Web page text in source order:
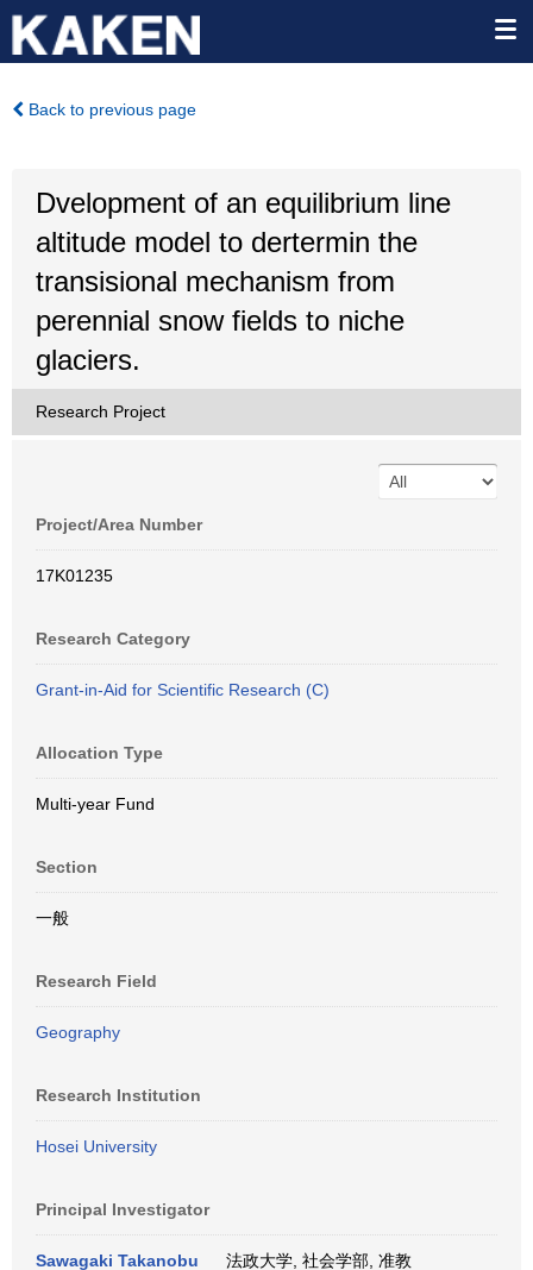
Back to previous page
Dvelopment of an equilibrium line
altitude model to dertermin the
transisional mechanism from
perennial snow fields to niche
glaciers.
Research Project
Project/Area Number
17K01235
Research Category
Grant-in-Aid for Scientific Research (C)
Allocation Type
Multi-year Fund
Section
一般
Research Field
Geography
Research Institution
Hosei University
Principal Investigator
Sawagaki Takanobu
法政大学, 社会学部, 准教